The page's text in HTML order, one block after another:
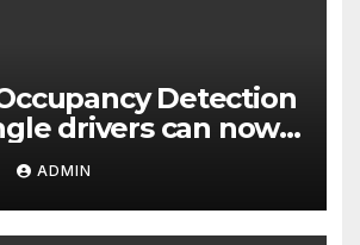
Detection
drivers can now
lanes legally
technology
ADMIN